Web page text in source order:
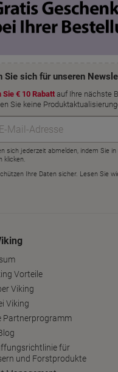
Vorteile
Viking
Viking
Partnerprogramm
für
und Forstprodukte